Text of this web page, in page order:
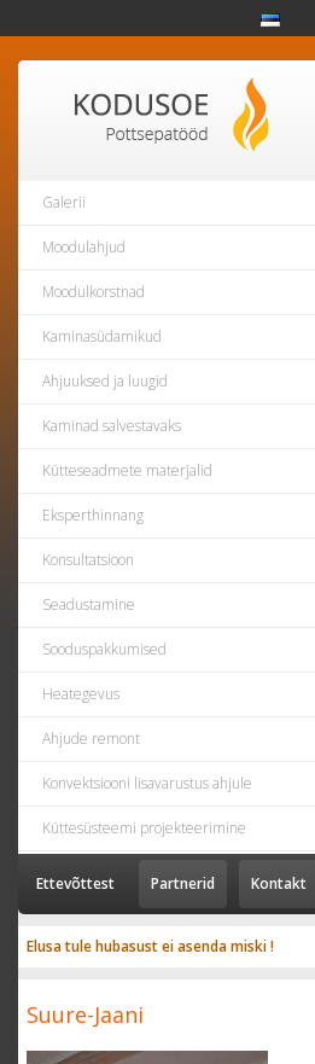
Galerii
Moodulahjud
Moodulkorstnad
Kaminasüdamikud
Ahjuuksed ja luugid
Kaminad salvestavaks
Kütteseadmete materjalid
Eksperthinnang
Konsultatsioon
Seadustamine
Sooduspakkumised
Heategevus
Ahjude remont
Konvektsiooni lisavarustus ahjule
Küttesüsteemi projekteerimine
Ettevõttest Partnerid Kontakt
Elusa tule hubasust ei asenda miski !
Suure-Jaani